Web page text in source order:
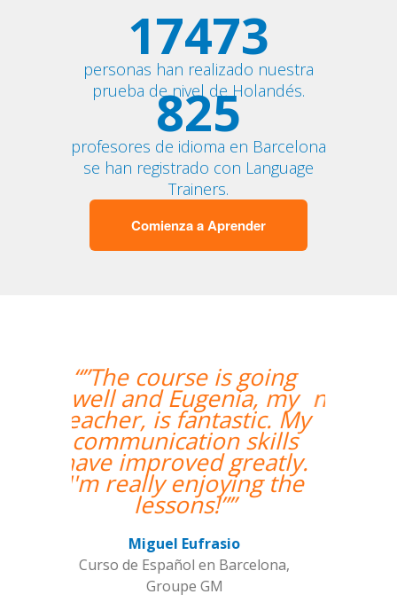
17473
personas han realizado nuestra
prueba de nivel de Holandés.
825
profesores de idioma en Barcelona
se han registrado con Language
Trainers.
Comienza a Aprender
“”Hemos realizado
nuestra primera clase y
estamos muy
contentos. Nuestra
profesora es una
mujer encantadora,
que nos ha dado una
entretenida.””
Alba Fuertes Simón